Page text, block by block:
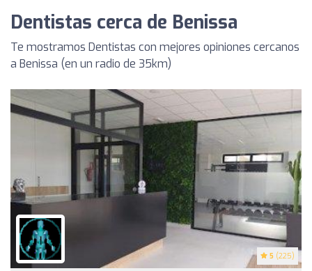
Dentistas cerca de Benissa
Te mostramos Dentistas con mejores opiniones cercanos
a Benissa (en un radio de 35km)
5 (225)